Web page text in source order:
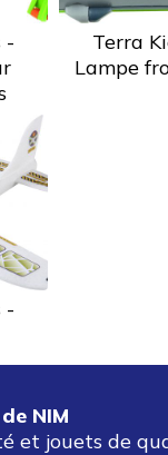
-
Terra
Lampe
-
NIM
et jouets de